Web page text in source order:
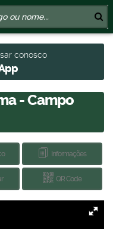
conosco
- Campo
Informações
QR Code